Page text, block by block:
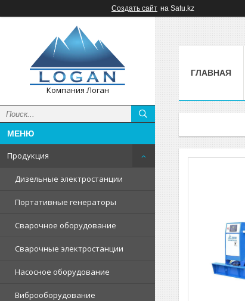
Создать сайт на Satu.kz
Компания Логан
Продукция
Дизельные электростанции
Портативные генераторы
Сварочное оборудование
Сварочные электростанции
Насосное оборудование
Виброоборудование
ГЛАВНАЯ